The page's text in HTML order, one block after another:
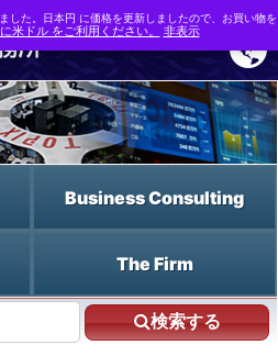
Business Consulting
The Firm
検索する
した。日本円 に価格を更新しましたので、お買い物を
米ドル をご利用ください。 非表示